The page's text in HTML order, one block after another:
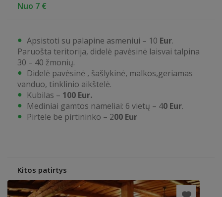
Nuo 7 €
Apsistoti su palapine asmeniui – 10 Eur.
Paruošta teritorija, didelė pavėsinė laisvai talpina
30 – 40 žmonių.
Didelė pavėsinė , šašlykinė, malkos,geriamas
vanduo, tinklinio aikštelė.
Kubilas – 100 Eur.
Mediniai gamtos nameliai: 6 vietų – 40 Eur.
Pirtele be pirtininko – 200 Eur
Kitos patirtys